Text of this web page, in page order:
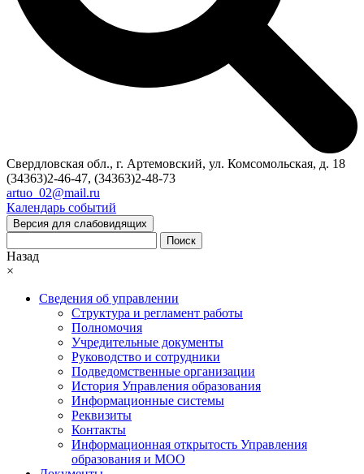
Свердловская обл., г. Артемовский, ул. Комсомольская, д. 18
(34363)2-46-47, (34363)2-48-73
artuo_02@mail.ru
Календарь событий
Версия для слабовидящих
Поиск
Назад
×
Сведения об управлении
Структура и регламент работы
Полномочия
Учредительные документы
Руководство и сотрудники
Подведомственные организации
История Управления образования
Информационные системы
Реквизиты
Контакты
Информационная открытость Управления
образования и МОО